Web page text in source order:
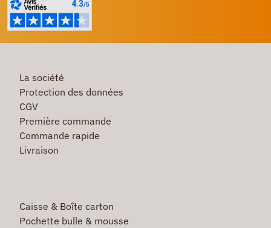
La société
Protection des données
CGV
Première commande
Commande rapide
Livraison
Caisse & Boîte carton
Pochette bulle & mousse